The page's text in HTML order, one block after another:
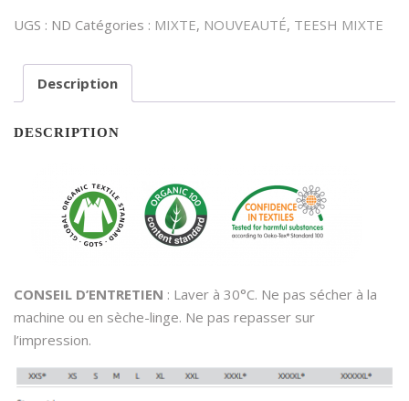
UGS : ND Catégories : MIXTE, NOUVEAUTÉ, TEESH MIXTE
Description
DESCRIPTION
CONSEIL D’ENTRETIEN : Laver à 30°C. Ne pas sécher à la
machine ou en sèche-linge. Ne pas repasser sur
l’impression.